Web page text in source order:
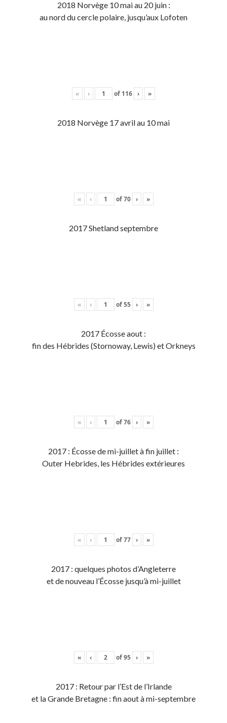
2018 Norvège 10 mai au 20 juin :
au nord du cercle polaire, jusqu’aux Lofoten
« ‹ of 116 › »
2018 Norvège 17 avril au 10 mai
« ‹ of70 › »
2017 Shetland septembre
« ‹ of55 › »
2017 Écosse aout :
fin des Hébrides (Stornoway, Lewis) et Orkneys
« ‹ of76 › »
2017 : Écosse de mi-juillet à fin juillet :
Outer Hebrides, les Hébrides extérieures
« ‹ of77 › »
2017 : quelques photos d’Angleterre
et de nouveau l’Écosse jusqu’à mi-juillet
« ‹ of95 › »
2017 : Retour par l’Est de l’Irlande
et la Grande Bretagne : fin aout à mi-septembre